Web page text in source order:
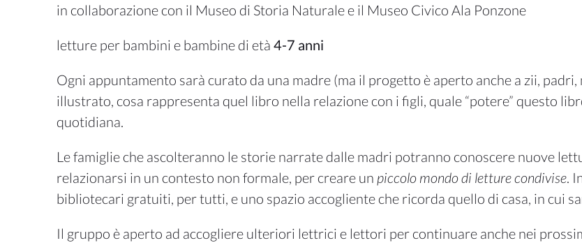
in collaborazione con il Museo di Storia Naturale e il Museo Civico Ala Ponzone
letture per bambini e bambine di età 4-7 anni
Ogni appuntamento sarà curato da una madre (ma il progetto è aperto anche a zii, padri,
illustrato, cosa rappresenta quel libro nella relazione con i figli, quale “potere” questo
quotidiana.
Le famiglie che ascolteranno le storie narrate dalle madri potranno conoscere nuove
relazionarsi in un contesto non formale, per creare un piccolo mondodi letture condivise.
bibliotecari gratuiti, per tutti, e uno spazio accogliente che ricorda quello di casa, in cui
Il gruppo è aperto ad accogliere ulteriori lettrici e lettori per continuare anche nei